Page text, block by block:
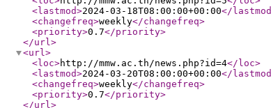
<lastmod>2024-03-18T08:00:00+00:00</lastmod
<changefreq>weekly</changefreq>
<priority>0.7</priority>
</url>
<url>
<loc>http://mmw.ac.th/news.php?id=4</loc>
<lastmod>2024-03-20T08:00:00+00:00</lastmod
<changefreq>weekly</changefreq>
<priority>0.7</priority>
</url>